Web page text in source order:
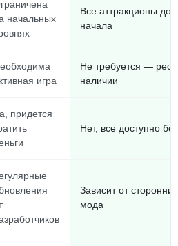
начальных
Все аттракционы
начала
игра
Не требуется —
наличии
придется
Нет, все доступно
Зависит от
мода